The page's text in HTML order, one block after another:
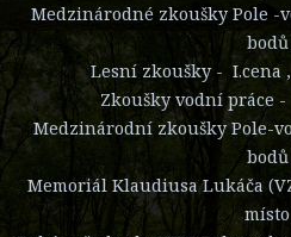
Medzinárodné zkoušky Pole -
bodů
Lesní zkoušky - I.cena
Zkoušky vodní práce
Medzinárodní zkoušky Pole-
bodů
Memoriál Klaudiusa Lukáča
místo